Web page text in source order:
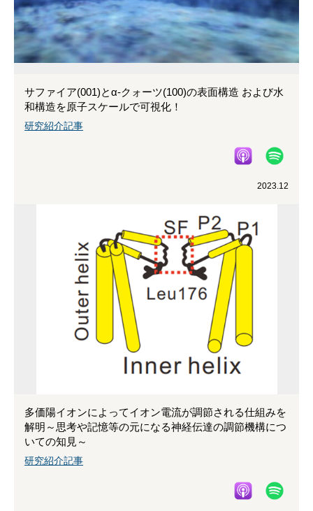
サファイア(001)とα-クォーツ(100)の表面構造 および水
和構造を原子スケールで可視化！
研究紹介記事
2023.12
多価陽イオンによってイオン電流が調節される仕組みを
解明～思考や記憶等の元になる神経伝達の調節機構につ
いての知見～
研究紹介記事